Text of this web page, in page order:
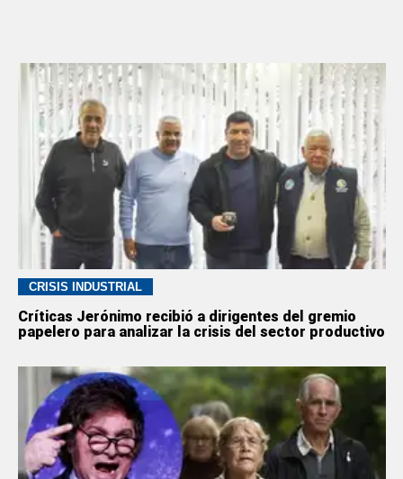
CRISIS INDUSTRIAL
Críticas Jerónimo recibió a dirigentes del gremio
papelero para analizar la crisis del sector productivo